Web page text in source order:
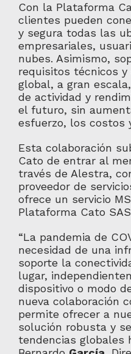
Con la Plataforma
clientes pueden
y segura todas las
empresariales,
nubes. Asimismo,
requisitos técnicos
global, a gran
de actividad y
el futuro, sin
esfuerzo, los costos
Esta colaboración
Cato de entrar al
través de Alestra,
proveedor de
ofrece un servicio
Plataforma Cato
“La pandemia de
necesidad de una
soporte la
lugar,
dispositivo o modo
nueva colaboración
permite ofrecer a
solución robusta y
tendencias globales